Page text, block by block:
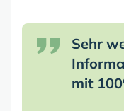
Sehr
mit